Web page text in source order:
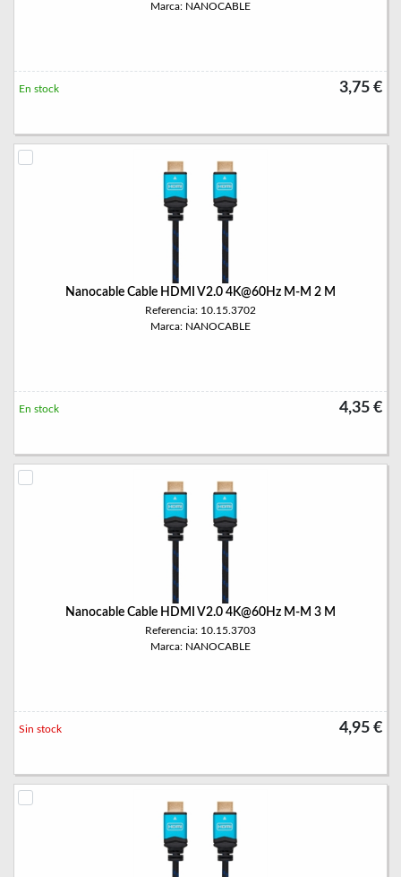
Marca: NANOCABLE
3,75 €
En stock
Nanocable Cable HDMI V2.0 4K@60Hz M-M 2 M
Referencia: 10.15.3702
Marca: NANOCABLE
4,35 €
En stock
Nanocable Cable HDMI V2.0 4K@60Hz M-M 3 M
Referencia: 10.15.3703
Marca: NANOCABLE
4,95 €
Sin stock